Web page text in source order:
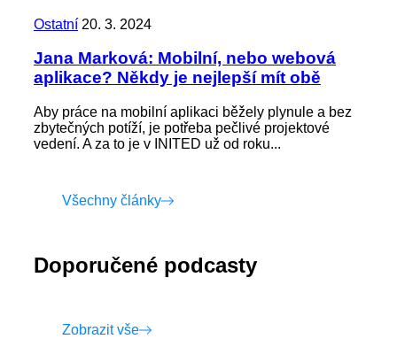
Ostatní 20. 3. 2024
Jana Marková: Mobilní, nebo webová
aplikace? Někdy je nejlepší mít obě
Aby práce na mobilní aplikaci běžely plynule a bez
zbytečných potíží, je potřeba pečlivé projektové
vedení. A za to je v INITED už od roku...
Všechny články
Doporučené podcasty
Zobrazit vše